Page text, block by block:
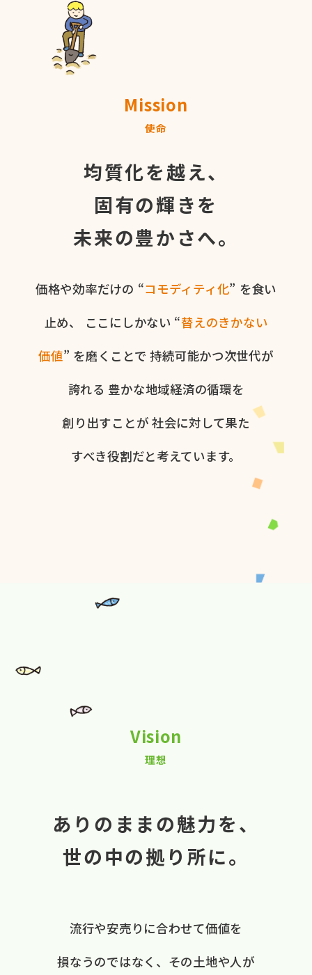
Mission
使命
均質化を越え、
固有の輝きを
未来の豊かさへ。
価格や​効率だけの​ “コモディティ化” を​食い​
止め、
ここに​しかない​ “替えの​きかない​
価値” を​磨く​ことで 持続可能かつ次世代が​
誇れる 豊かな​地域経済の​循環を​
創り出すことが 社会に​対して​果た​
すべき役割だと​考えています。​
Vision
理想
ありのままの魅力を、
世の中の拠り所に。
流行や​安売りに​合わせて​価値を​
損なうのではなく、 ​その​土地や​人が​